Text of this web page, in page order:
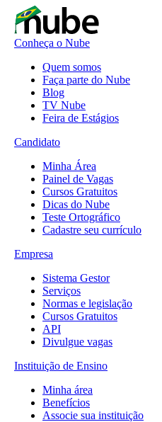
Conheça o Nube
Quem somos
Faça parte do Nube
Blog
TV Nube
Feira de Estágios
Candidato
Minha Área
Painel de Vagas
Cursos Gratuitos
Dicas do Nube
Teste Ortográfico
Cadastre seu currículo
Empresa
Sistema Gestor
Serviços
Normas e legislação
Cursos Gratuitos
API
Divulgue vagas
Instituição de Ensino
Minha área
Benefícios
Associe sua instituição